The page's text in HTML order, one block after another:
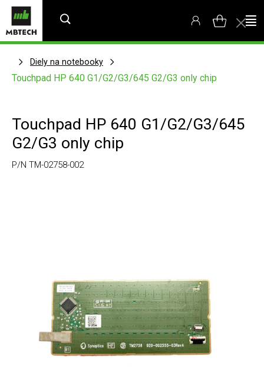
Diely na notebooky
Touchpad HP 640 G1/G2/G3/645 G2/G3 only chip
Touchpad HP 640 G1/G2/G3/645
G2/G3 only chip
P/N TM-02758-002